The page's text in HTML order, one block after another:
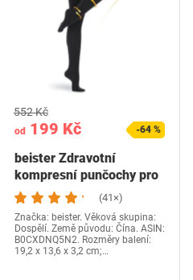
od 199 Kč
552 Kč
-64 %
beister Zdravotní
kompresní punčochy pro
ženy Muži, 15-20…
(41×)
Značka: beister. Věková skupina:
Dospělí. Země původu: Čína. ASIN:
B0CXDNQ5N2. Rozměry balení:
19,2 x 13,6 x 3,2 cm;…